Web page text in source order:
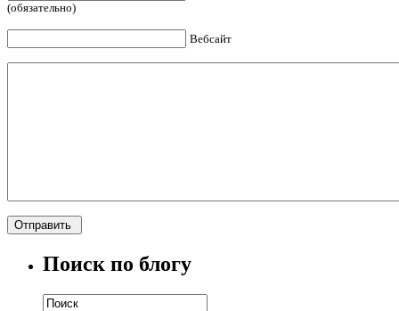
(обязательно)
Вебсайт
Поиск по блогу